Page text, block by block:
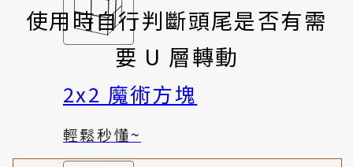
2x2 魔術方塊
輕鬆秒懂~
使用時自行判斷頭尾是否有需
要 U 層轉動